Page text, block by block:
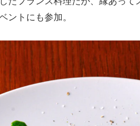
ントにも参加。